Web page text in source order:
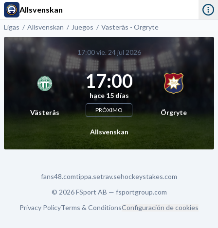
Allsvenskan
Ligas Allsvenskan Juegos Västerås - Örgryte
17:00 vie. 24 jul 2026
Västerås
17:00
hace 15 días
PRÓXIMO Örgryte
Allsvenskan
fans48.comtippa.setrav.sehockeystakes.com
© 2026 FSport AB — fsportgroup.com
Privacy PolicyTerms & ConditionsConfiguración de cookies